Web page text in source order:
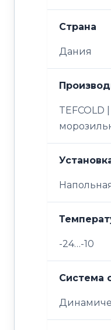
Страна
Дания
-24…-10
Система